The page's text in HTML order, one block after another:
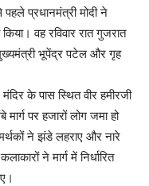
पहले प्रधानमंत्री मोदी ने
वह रविवार रात गुजरात
भूपेंद्र पटेल और गृह
के पास स्थित वीर हमीरजी
पर हजारों लोग जमा हो
ने झंडे लहराए और नारे
ने मार्ग में निर्धारित